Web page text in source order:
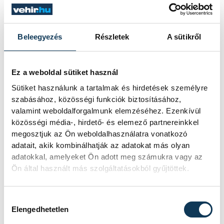
Beleegyezés Részletek A sütikről
Ez a weboldal sütiket használ
Sütiket használunk a tartalmak és hirdetések személyre
szabásához, közösségi funkciók biztosításához,
valamint weboldalforgalmunk elemzéséhez. Ezenkívül
közösségi média-, hirdető- és elemező partnereinkkel
megosztjuk az Ön weboldalhasználatra vonatkozó
adatait, akik kombinálhatják az adatokat más olyan
adatokkal, amelyeket Ön adott meg számukra vagy az
Ön által használt más szolgáltatásokból gyűjtöttek.
Elengedhetetlen
A magyar válogatott ellen
meg akarjuk ismételni azt,